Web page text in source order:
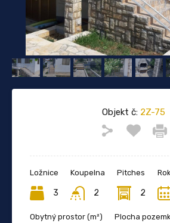
Objekt č: 2Z-75
Ložnice
3
Koupelna
2
Pitches
2
Obytný prostor (m²) Plocha